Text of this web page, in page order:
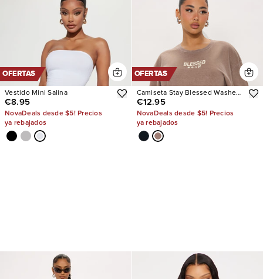
OFERTAS
Vestido Mini Salina
€8.95
NovaDeals desde $5! Precios
ya rebajados
OFERTAS
Camiseta Stay Blessed Washed
Oversized
€12.95
NovaDeals desde $5! Precios
ya rebajados